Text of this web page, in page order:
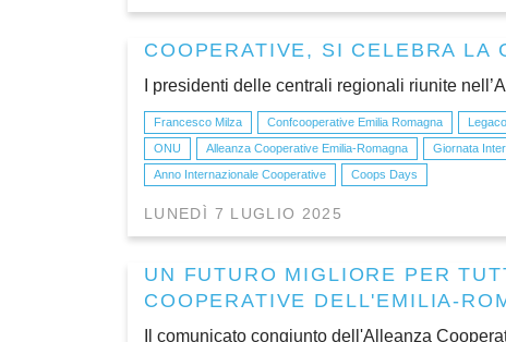
COOPERATIVE, SI CELEBRA LA
I presidenti delle centrali regionali riunite
Francesco Milza Confcooperative Emilia Romagna
ONU
Alleanza Cooperative Emilia-Romagna Giornata
Anno Internazionale Cooperative
Coops Days
LUNEDÌ 7 LUGLIO 2025
UN FUTURO MIGLIORE PER
COOPERATIVE DELL'EMILIA-
Il comunicato congiunto dell'Alleanza